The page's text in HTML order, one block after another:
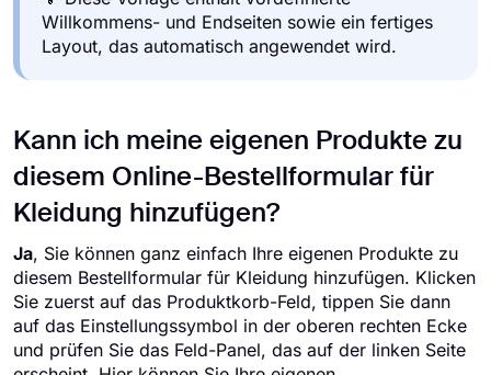
Willkommens- und Endseiten sowie ein fertiges
Layout, das automatisch angewendet wird.
Kann ich meine eigenen Produkte zu
diesem Online-Bestellformular für
Kleidung hinzufügen?
Ja, Sie können ganz einfach Ihre eigenen Produkte zu
diesem Bestellformular für Kleidung hinzufügen. Klicken
Sie zuerst auf das Produktkorb-Feld, tippen Sie dann
auf das Einstellungssymbol in der oberen rechten Ecke
und prüfen Sie das Feld-Panel, das auf der linken Seite